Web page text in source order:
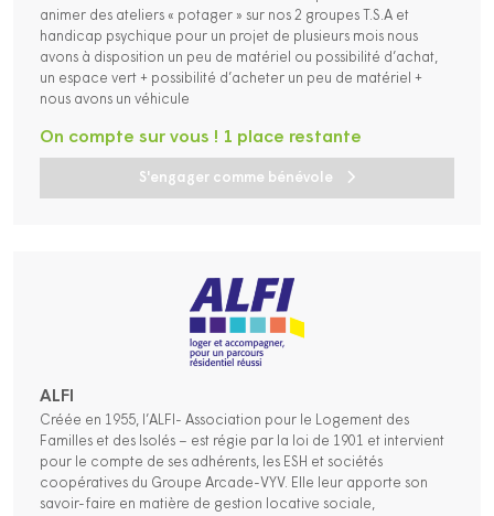
animer des ateliers « potager » sur nos 2 groupes T.S.A et
handicap psychique pour un projet de plusieurs mois nous
avons à disposition un peu de matériel ou possibilité d’achat,
un espace vert + possibilité d’acheter un peu de matériel +
nous avons un véhicule
S'engager comme bénévole
On compte sur vous ! 1 place restante
ALFI
Créée en 1955, l’ALFI- Association pour le Logement des
Familles et des Isolés – est régie par la loi de 1901 et intervient
pour le compte de ses adhérents, les ESH et sociétés
coopératives du Groupe Arcade-VYV. Elle leur apporte son
savoir-faire en matière de gestion locative sociale,